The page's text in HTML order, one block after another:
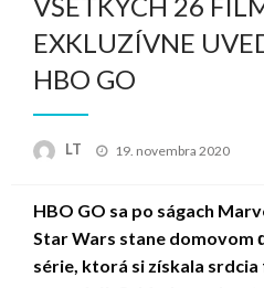
VŠETKÝCH 26
EXKLUZÍVNE
HBO GO
LT
Posted
19. novembra 2020
HBO GO sa po ságach
Star Wars stane domovom
série, ktorá si získala